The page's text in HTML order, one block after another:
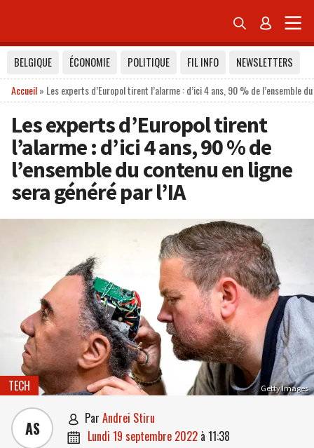
 
BELGIQUE ÉCONOMIE POLITIQUE FIL INFO
NEWSLETTERS
Accueil» Les experts d’Europol tirent l’alarme : d’ici 4 ans, 90 % de l’ensemble
Les experts d’Europol tirent
l’alarme : d’ici 4 ans, 90 % de
l’ensemble du contenu en ligne
sera généré par l’IA
Getty Images
TECH
AS  par Andrei Stiru
 lundi 19 septembre 2022 à 11:38